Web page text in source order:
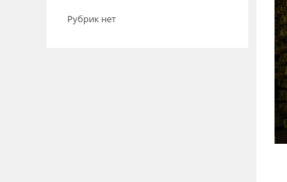
Рубрик нет